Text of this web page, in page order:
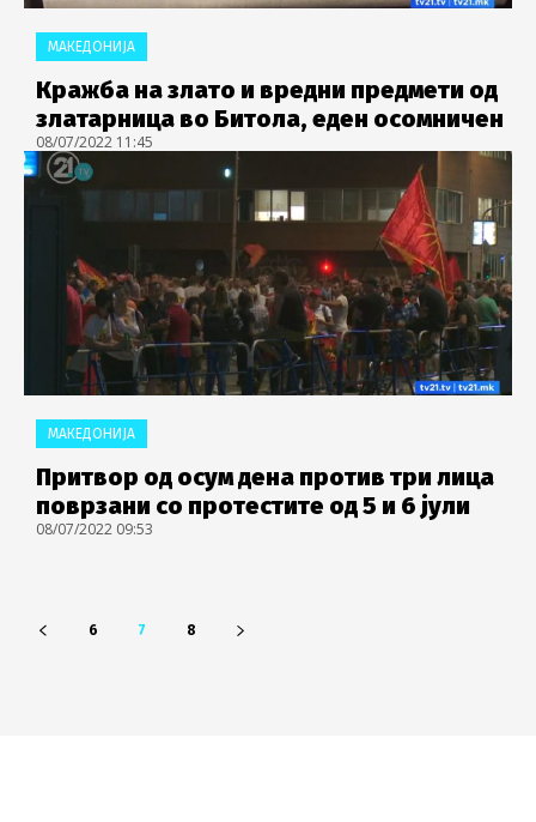
МАКЕДОНИЈА
Кражба на злато и вредни предмети од
златарница во Битола, еден осомничен
08/07/2022 11:45
МАКЕДОНИЈА
Притвор од осум дена против три лица
поврзани со протестите од 5 и 6 јули
08/07/2022 09:53
6 7 8